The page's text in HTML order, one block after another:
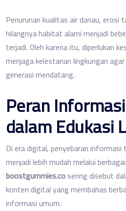
Penurunan kualitas air danau, erosi
hilangnya habitat alami menjadi
terjadi. Oleh karena itu, diperlukan
menjaga kelestarian lingkungan
generasi mendatang.
Peran
dalam Edukasi
Di era digital, penyebaran
menjadi lebih mudah melalui
boostgummies.cosering disebut
konten digital yang membahas
informasi umum.